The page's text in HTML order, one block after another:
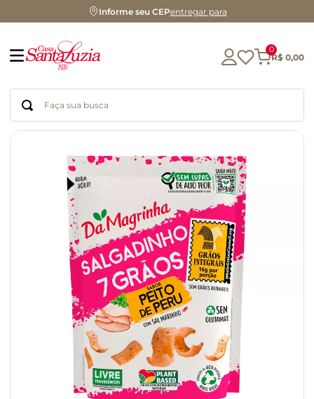
Informe seu CEPentregar para
0
R$ 0,00
Faça sua busca